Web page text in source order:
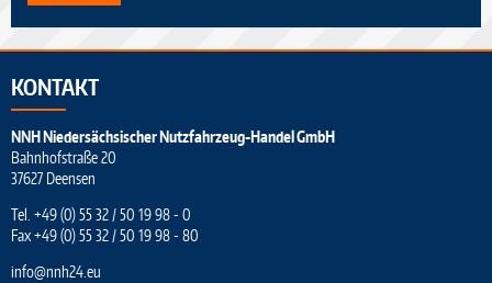
KONTAKT
NNH Niedersächsischer Nutzfahrzeug-Handel GmbH
Bahnhofstraße 20
37627 Deensen
Tel. +49 (0) 55 32 / 50 19 98 - 0
Fax +49 (0) 55 32 / 50 19 98 - 80
info@nnh24.eu